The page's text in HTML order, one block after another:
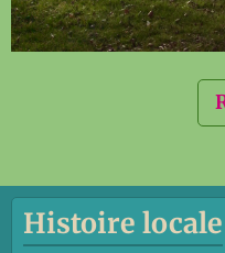
Histoire locale